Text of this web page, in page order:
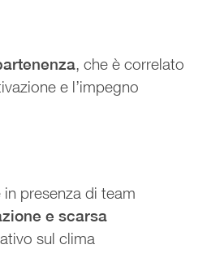
, che è correlato
e l’impegno
presenza di team
e scarsa
sul clima